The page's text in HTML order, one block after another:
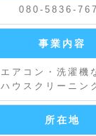
080-5836-
事業内容
エアコン・洗濯機
ハウスクリーニン
所在地